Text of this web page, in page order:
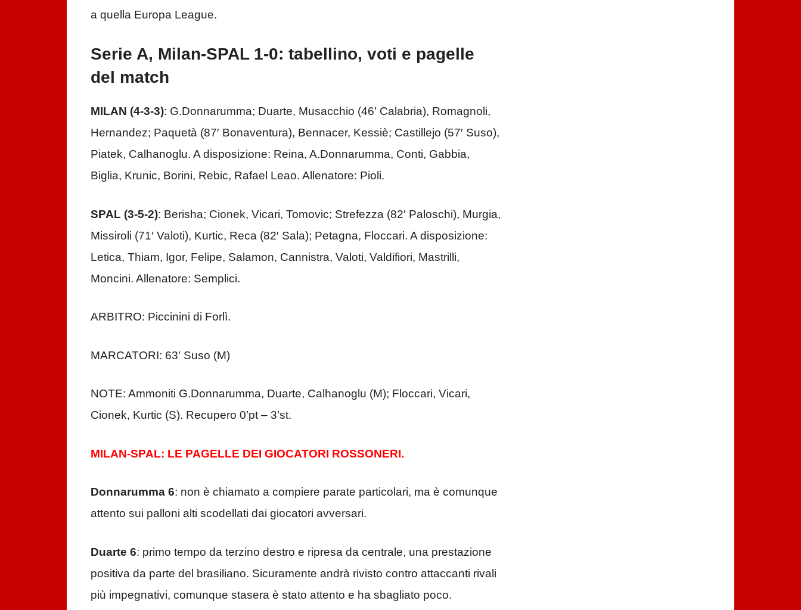
a quella Europa League.
Serie A, Milan-SPAL 1-0: tabellino, voti e pagelle
del match
MILAN (4-3-3): G.Donnarumma; Duarte, Musacchio (46′ Calabria), Romagnoli,
Hernandez; Paquetà (87′ Bonaventura), Bennacer, Kessiè; Castillejo (57′ Suso),
Piatek, Calhanoglu. A disposizione: Reina, A.Donnarumma, Conti, Gabbia,
Biglia, Krunic, Borini, Rebic, Rafael Leao. Allenatore: Pioli.
SPAL (3-5-2): Berisha; Cionek, Vicari, Tomovic; Strefezza (82′ Paloschi), Murgia,
Missiroli (71′ Valoti), Kurtic, Reca (82′ Sala); Petagna, Floccari. A disposizione:
Letica, Thiam, Igor, Felipe, Salamon, Cannistra, Valoti, Valdifiori, Mastrilli,
Moncini. Allenatore: Semplici.
ARBITRO: Piccinini di Forlì.
MARCATORI: 63′ Suso (M)
NOTE: Ammoniti G.Donnarumma, Duarte, Calhanoglu (M); Floccari, Vicari,
Cionek, Kurtic (S). Recupero 0’pt – 3’st.
MILAN-SPAL: LE PAGELLE DEI GIOCATORI ROSSONERI.
Donnarumma 6: non è chiamato a compiere parate particolari, ma è comunque
attento sui palloni alti scodellati dai giocatori avversari.
Duarte 6: primo tempo da terzino destro e ripresa da centrale, una prestazione
positiva da parte del brasiliano. Sicuramente andrà rivisto contro attaccanti rivali
più impegnativi, comunque stasera è stato attento e ha sbagliato poco.